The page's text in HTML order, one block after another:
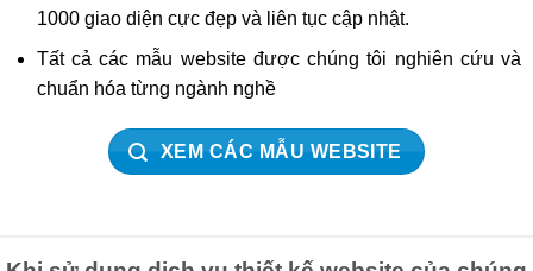
1000 giao diện cực đẹp và liên tục cập nhật.
Tất cả các mẫu website được chúng tôi nghiên cứu và
chuẩn hóa từng ngành nghề
XEM CÁC MẪU WEBSITE